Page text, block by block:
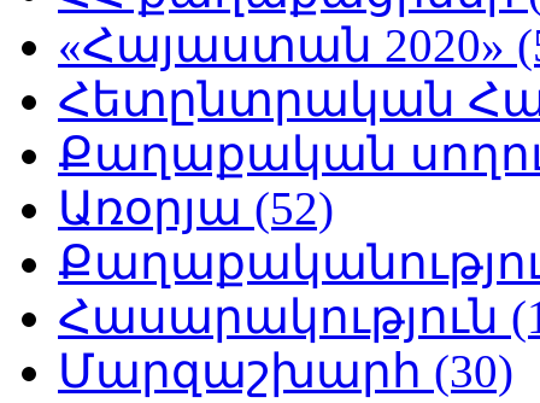
«Հայաստան 2020»
Հետընտրական
Քաղաքական
Առօրյա (52)
Հասարակություն
Մարզաշխարհ (30)